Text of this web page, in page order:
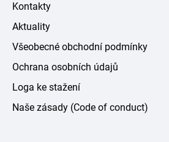
Kontakty
Aktuality
Všeobecné obchodní podmínky
Ochrana osobních údajů
Loga ke stažení
Naše zásady (Code of conduct)